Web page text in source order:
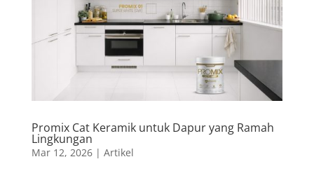
Promix Cat Keramik untuk Dapur yang Ramah
Lingkungan
Mar 12, 2026| Artikel